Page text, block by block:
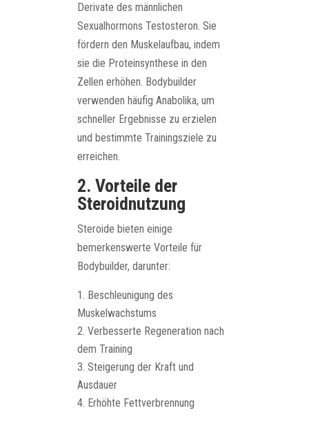
Derivate des männlichen
Sexualhormons Testosteron. Sie
fördern den Muskelaufbau, indem
sie die Proteinsynthese in den
Zellen erhöhen. Bodybuilder
verwenden häufig Anabolika, um
schneller Ergebnisse zu erzielen
und bestimmte Trainingsziele zu
erreichen.
2. Vorteile der
Steroidnutzung
Steroide bieten einige
bemerkenswerte Vorteile für
Bodybuilder, darunter:
Beschleunigung des
Muskelwachstums
Verbesserte Regeneration nach
dem Training
Steigerung der Kraft und
Ausdauer
Erhöhte Fettverbrennung